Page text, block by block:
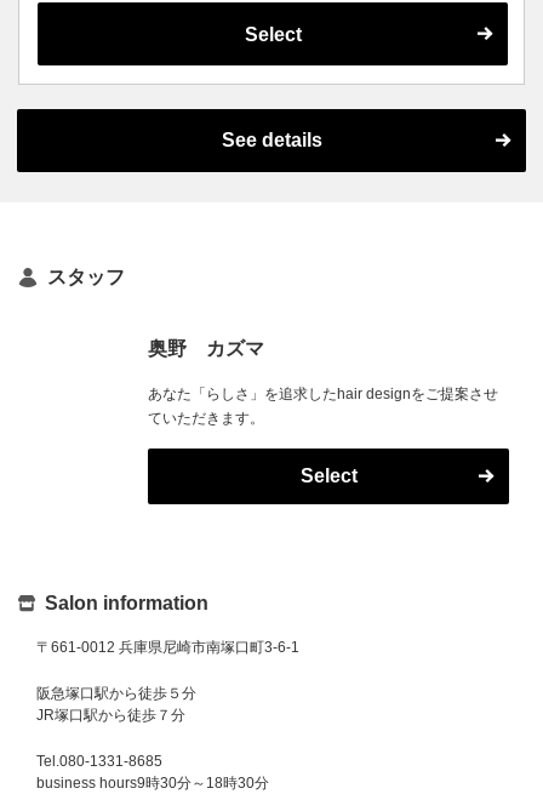
似合わせデザインカットとオーガニックカラーのお得なセットメニュー
☆
シャンプー、ブロー込み
オーガニックカラーを使った頭皮にやさしいヘアカラー
Select
See details
スタッフ
奥野 カズマ
あなた「らしさ」を追求したhair designをご提案させ
ていただきます。
Select
Salon information
〒661-0012 兵庫県尼崎市南塚口町3-6-1
阪急塚口駅から徒歩５分
JR塚口駅から徒歩７分
Tel.080-1331-8685
business hours9時30分～18時30分